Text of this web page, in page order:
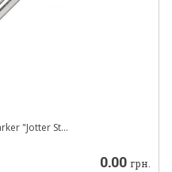
"Jotter St...
0.00 грн.